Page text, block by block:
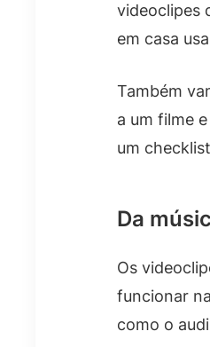
videoclipes
em casa
Também
a um filme
um
Da
Os
funcionar
como o